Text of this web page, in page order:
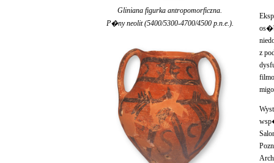
Gliniana figurka antropomorficzna.
P�ny neolit (5400/5300-4700/4500 p.n.e.).
z